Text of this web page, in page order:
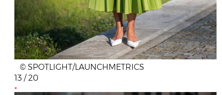
© SPOTLIGHT/LAUNCHMETRICS
13 / 20